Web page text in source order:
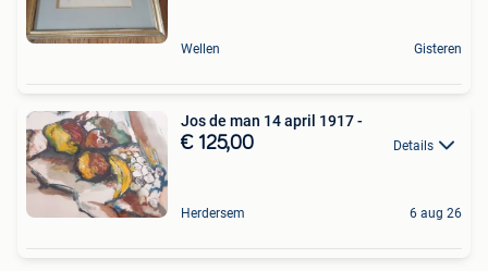
Wellen Gisteren
Jos de man 14 april 1917 -
€ 125,00 Details
Herdersem 6 aug 26